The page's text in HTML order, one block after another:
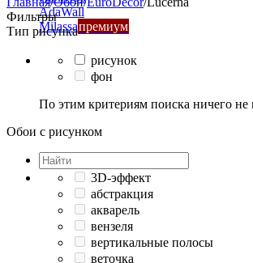
AdaWall
Milassaпремиум
Фильтры
Тип рисунка
рисунок
фон
По этим критериям поиска ничего не
Обои с рисунком
3D-эффект
абстракция
акварель
вензеля
вертикальные полосы
веточка